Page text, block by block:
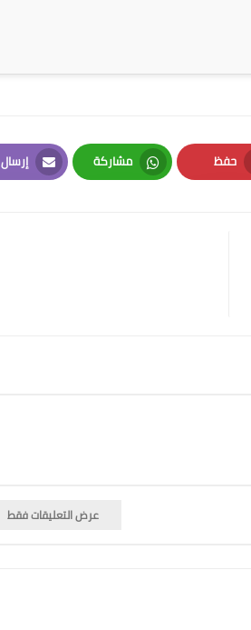
حفظ
Pinterest
مشاركة
Whatsapp
إرسال
Email
عرض التعليقات فقط